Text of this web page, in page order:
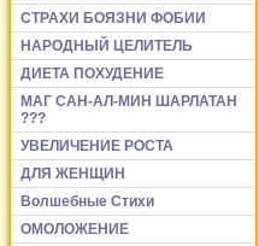
СТРАХИ БОЯЗНИ ФОБИИ
НАРОДНЫЙ ЦЕЛИТЕЛЬ
ДИЕТА ПОХУДЕНИЕ
МАГ САН-АЛ-МИН ШАРЛАТАН
???
УВЕЛИЧЕНИЕ РОСТА
ДЛЯ ЖЕНЩИН
Волшебные Стихи
ОМОЛОЖЕНИЕ